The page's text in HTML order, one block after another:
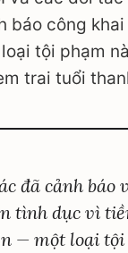
báo công
tội phạm
trai tuổi
đã cảnh báo
tình dục vì
— một loại tội